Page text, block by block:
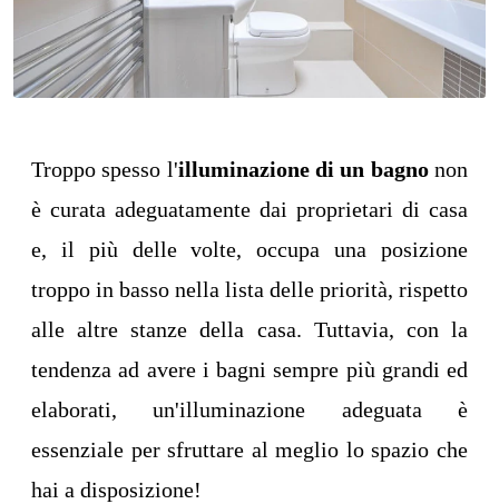
Troppo spesso l'illuminazione di un bagnonon
è curata adeguatamente dai proprietari di casa
e, il più delle volte, occupa una posizione
troppo in basso nella lista delle priorità, rispetto
alle altre stanze della casa. Tuttavia, con la
tendenza ad avere i bagni sempre più grandi ed
elaborati, un'illuminazione adeguata è
essenziale per sfruttare al meglio lo spazio che
hai a disposizione!